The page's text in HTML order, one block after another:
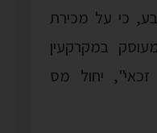
קובע, כי על מכירת
במקרקעין
יחול מס